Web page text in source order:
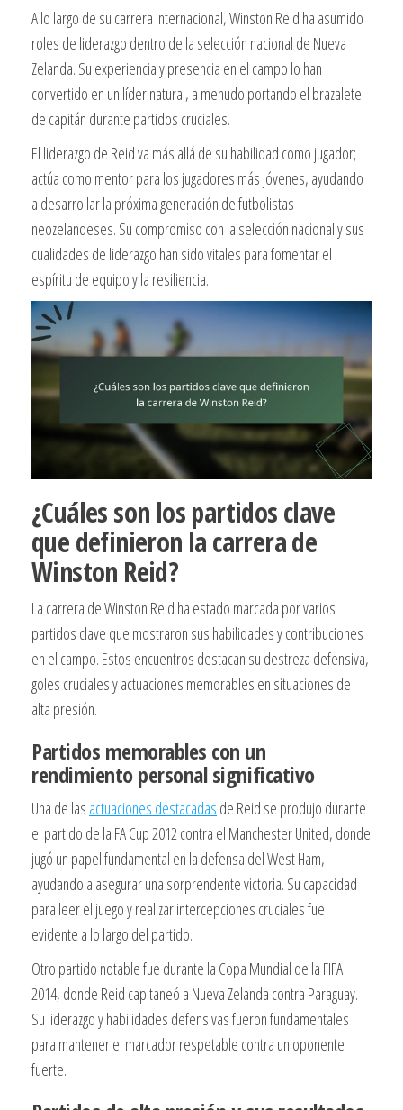
A lo largo de su carrera internacional, Winston Reid ha asumido
roles de liderazgo dentro de la selección nacional de Nueva
Zelanda. Su experiencia y presencia en el campo lo han
convertido en un líder natural, a menudo portando el brazalete
de capitán durante partidos cruciales.
El liderazgo de Reid va más allá de su habilidad como jugador;
actúa como mentor para los jugadores más jóvenes, ayudando
a desarrollar la próxima generación de futbolistas
neozelandeses. Su compromiso con la selección nacional y sus
cualidades de liderazgo han sido vitales para fomentar el
espíritu de equipo y la resiliencia.
¿Cuáles son los partidos clave
que definieron la carrera de
Winston Reid?
La carrera de Winston Reid ha estado marcada por varios
partidos clave que mostraron sus habilidades y contribuciones
en el campo. Estos encuentros destacan su destreza defensiva,
goles cruciales y actuaciones memorables en situaciones de
alta presión.
Partidos memorables con un
rendimiento personal significativo
Una de las actuaciones destacadas de Reid se produjo durante
el partido de la FA Cup 2012 contra el Manchester United, donde
jugó un papel fundamental en la defensa del West Ham,
ayudando a asegurar una sorprendente victoria. Su capacidad
para leer el juego y realizar intercepciones cruciales fue
evidente a lo largo del partido.
Otro partido notable fue durante la Copa Mundial de la FIFA
2014, donde Reid capitaneó a Nueva Zelanda contra Paraguay.
Su liderazgo y habilidades defensivas fueron fundamentales
para mantener el marcador respetable contra un oponente
fuerte.